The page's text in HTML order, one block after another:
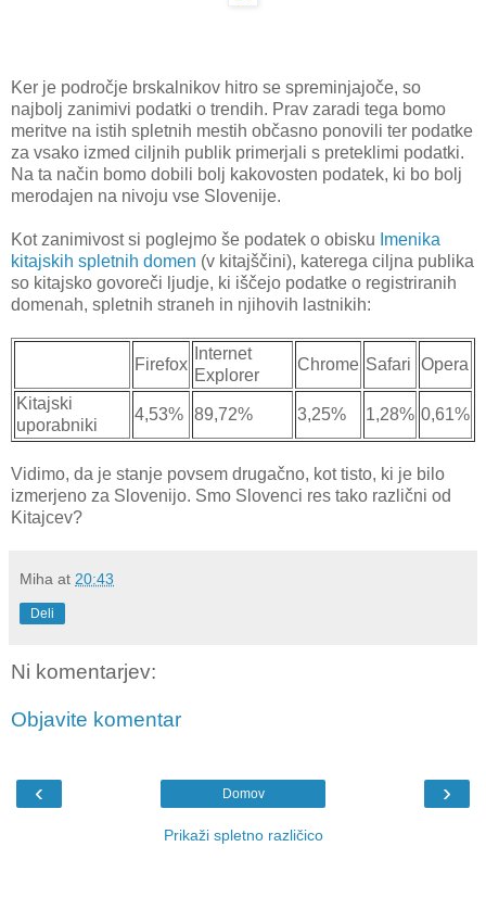
Ker je področje brskalnikov hitro se spreminjajoče, so
najbolj zanimivi podatki o trendih. Prav zaradi tega bomo
meritve na istih spletnih mestih občasno ponovili ter podatke
za vsako izmed ciljnih publik primerjali s preteklimi podatki.
Na ta način bomo dobili bolj kakovosten podatek, ki bo bolj
merodajen na nivoju vse Slovenije.
Kot zanimivost si poglejmo še podatek o obisku Imenika
kitajskih spletnih domen (v kitajščini), katerega ciljna publika
so kitajsko govoreči ljudje, ki iščejo podatke o registriranih
domenah, spletnih straneh in njihovih lastnikih:
Firefox
Internet
Explorer
Chrome Safari Opera
Kitajski
uporabniki
4,53% 89,72% 3,25% 1,28% 0,61%
Vidimo, da je stanje povsem drugačno, kot tisto, ki je bilo
izmerjeno za Slovenijo. Smo Slovenci res tako različni od
Kitajcev?
Miha at 20:43
Deli
Ni komentarjev:
Objavite komentar
‹ ›
Domov
Prikaži spletno različico